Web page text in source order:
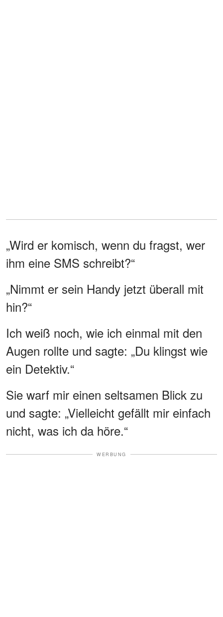
„Wird er komisch, wenn du fragst, wer
ihm eine SMS schreibt?“
„Nimmt er sein Handy jetzt überall mit
hin?“
Ich weiß noch, wie ich einmal mit den
Augen rollte und sagte: „Du klingst wie
ein Detektiv.“
Sie warf mir einen seltsamen Blick zu
und sagte: „Vielleicht gefällt mir einfach
nicht, was ich da höre.“
WERBUNG